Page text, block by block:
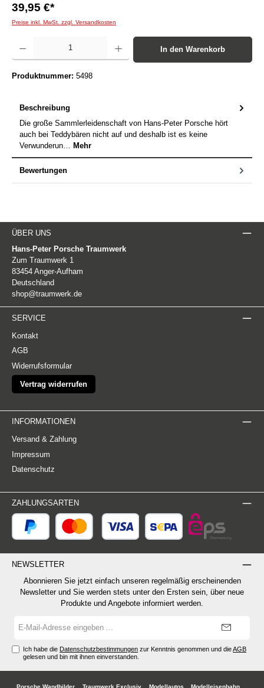
39,95 €*
Preise inkl. MwSt. zzgl. Versandkosten
Produkt Anzahl: Gib den gewünschten Wert ein oder benutze die Schaltflächen um die
In den Warenkorb
Produktnummer: 5498
Beschreibung
Die große Sammlerleidenschaft von Hans-Peter Porsche hört
auch bei Teddybären nicht auf und deshalb ist es keine
Verwunderun…
Mehr
Bewertungen
ÜBER UNS
Hans-Peter Porsche Traumwerk
Zum Traumwerk 1
83454 Anger-Aufham
Deutschland
shop@traumwerk.de
SERVICE
Kontakt
AGB
Widerrufsformular
Vertrag widerrufen
INFORMATIONEN
Versand & Zahlung
Impressum
Datenschutz
ZAHLUNGSARTEN
NEWSLETTER
Abonnieren Sie jetzt einfach unseren regelmäßig erscheinenden
Newsletter und Sie werden stets unter den Ersten sein, über neue
Produkte und Angebote informiert werden.
Mail-
Ich habe die Datenschutzbestimmungen zur Kenntnis genommen und dieAGB
gelesen und bin mit ihnen einverstanden.
Porsche Wandbilder Traumwerk Exclusiv Modellautos Modelleisenbahn